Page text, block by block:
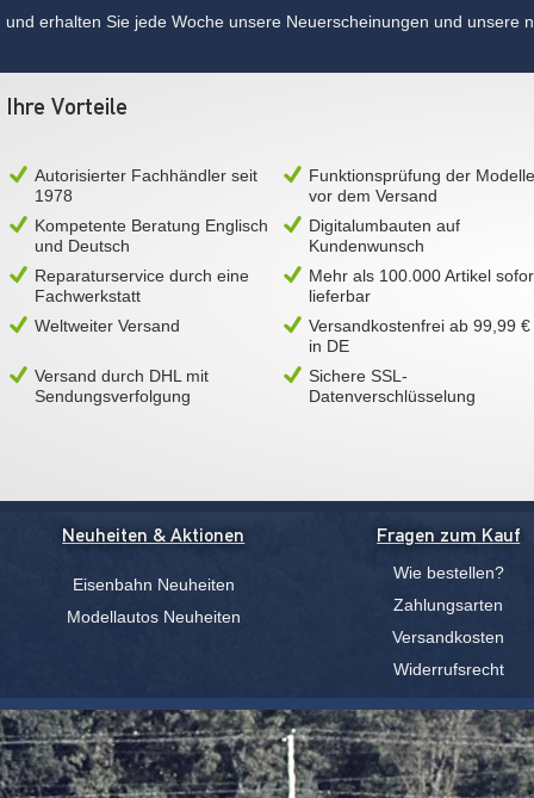
und erhalten Sie jede Woche unsere Neuerscheinungen und unsere
Ihre Vorteile
Autorisierter Fachhändler seit
1978
Funktionsprüfung der Modelle
vor dem Versand
Kompetente Beratung Englisch
und Deutsch
Digitalumbauten auf
Kundenwunsch
Reparaturservice durch eine
Fachwerkstatt
Mehr als 100.000 Artikel
lieferbar
Weltweiter Versand
Versandkostenfrei ab 99,99 €
in DE
Versand durch DHL mit
Sendungsverfolgung
Sichere SSL-
Datenverschlüsselung
Neuheiten & Aktionen
Eisenbahn Neuheiten
Modellautos Neuheiten
Fragen zum Kauf
Wie bestellen?
Zahlungsarten
Versandkosten
Widerrufsrecht